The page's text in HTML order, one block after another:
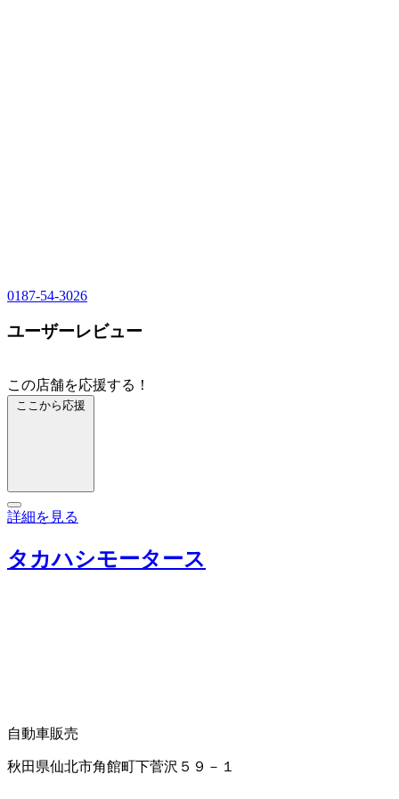
0187-54-3026
ユーザーレビュー
この店舗を応援する！
ここから応援
詳細を見る
タカハシモータース
自動車販売
秋田県仙北市角館町下菅沢５９－１